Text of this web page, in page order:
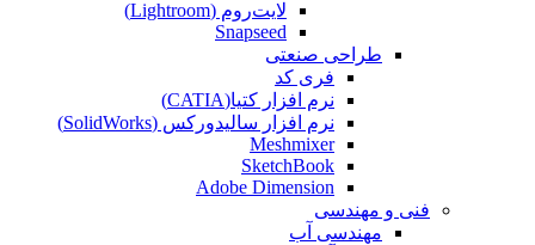
لایت‌روم (Lightroom)
Snapseed
طراحی صنعتی
فری کد
نرم افزار کتیا(CATIA)
نرم افزار سالیدورکس (SolidWorks)
Meshmixer
SketchBook
Adobe Dimension
فنی و مهندسی
مهندسی آب